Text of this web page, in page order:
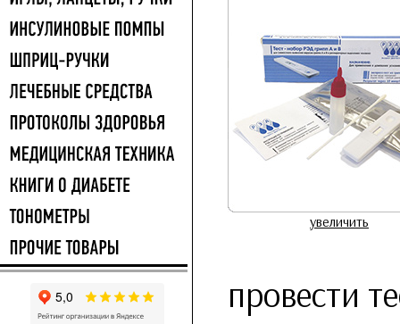
увеличить
провести